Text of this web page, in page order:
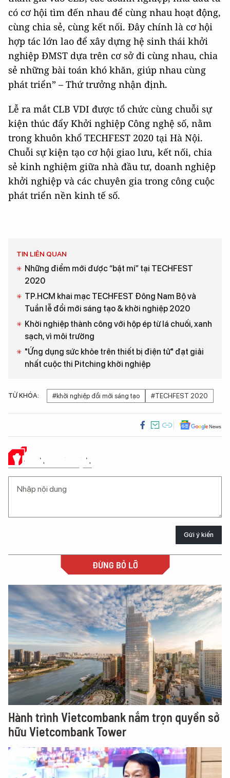
có cơ hội tìm đến nhau để cùng nhau hoạt động,
cùng chia sẻ, cùng kết nối. Đây chính là cơ hội
hợp tác lớn lao để xây dựng hệ sinh thái khởi
nghiệp ĐMST dựa trên cơ sở đi cùng nhau, chia
sẻ những bài toán khó khăn, giúp nhau cùng
phát triển” – Thứ trưởng nhận định.
Lễ ra mắt CLB VDI được tổ chức cùng chuỗi sự
kiện thúc đẩy Khởi nghiệp Công nghệ số, nằm
trong khuôn khổ TECHFEST 2020 tại Hà Nội.
Chuỗi sự kiện tạo cơ hội giao lưu, kết nối, chia
sẻ kinh nghiệm giữa nhà đầu tư, doanh nghiệp
khởi nghiệp và các chuyên gia trong công cuộc
phát triển nền kinh tế số.
TIN LIÊN QUAN
Những điểm mới được “bật mí” tại TECHFEST
2020
TP.HCM khai mạc TECHFEST Đông Nam Bộ và
Tuần lễ đổi mới sáng tạo & khởi nghiệp 2020
Khởi nghiệp thành công với hộp ép từ lá chuối, xanh
sạch, vì môi trường
"Ứng dụng sức khỏe trên thiết bị điện tử" đạt giải
nhất cuộc thi Pitching khởi nghiệp
TỪ KHÓA: #khởi nghiệp đổi mới sáng tạo #TECHFEST 2020
Ý KIẾN CỦA BẠN
Gửi ý kiến
ĐỪNG BỎ LỠ
Hành trình Vietcombank nắm trọn quyền sở
hữu Vietcombank Tower